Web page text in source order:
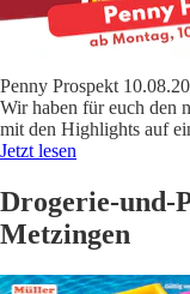
Penny Prospekt
Wir haben für euch den
mit den Highlights auf
Jetzt lesen
Drogerie-und-
Metzingen